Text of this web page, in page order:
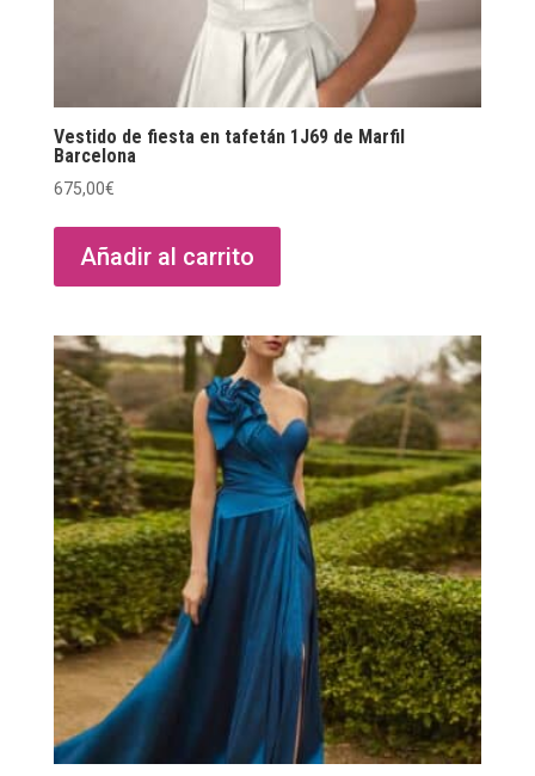
Vestido de fiesta en tafetán 1J69 de Marfil
Barcelona
675,00€
Añadir al carrito